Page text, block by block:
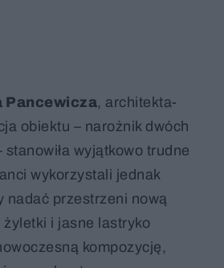
Pancewicza, architekta-
obiektu – narożnik dwóch
wyjątkowo trudne
wykorzystali jednak
nadać przestrzeni nową
i jasne lastryko
kompozycję,